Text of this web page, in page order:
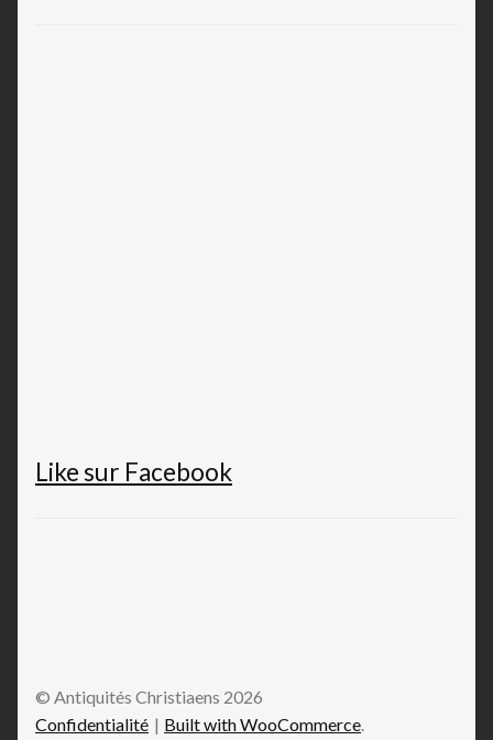
Like sur Facebook
© Antiquités Christiaens 2026
Confidentialité
Built with WooCommerce